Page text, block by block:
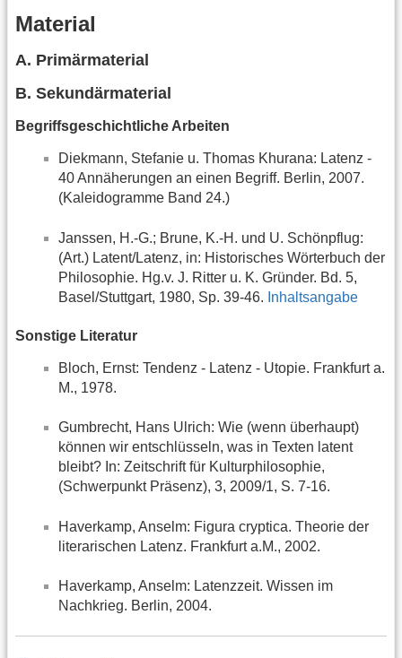
Material
A. Primärmaterial
B. Sekundärmaterial
Begriffsgeschichtliche Arbeiten
Diekmann, Stefanie u. Thomas Khurana: Latenz -
40 Annäherungen an einen Begriff. Berlin, 2007.
(Kaleidogramme Band 24.)
Janssen, H.-G.; Brune, K.-H. und U. Schönpflug:
(Art.) Latent/Latenz, in: Historisches Wörterbuch der
Philosophie. Hg.v. J. Ritter u. K. Gründer. Bd. 5,
Basel/Stuttgart, 1980, Sp. 39-46. Inhaltsangabe
Sonstige Literatur
Bloch, Ernst: Tendenz - Latenz - Utopie. Frankfurt a.
M., 1978.
Gumbrecht, Hans Ulrich: Wie (wenn überhaupt)
können wir entschlüsseln, was in Texten latent
bleibt? In: Zeitschrift für Kulturphilosophie,
(Schwerpunkt Präsenz), 3, 2009/1, S. 7-16.
Haverkamp, Anselm: Figura cryptica. Theorie der
literarischen Latenz. Frankfurt a.M., 2002.
Haverkamp, Anselm: Latenzzeit. Wissen im
Nachkrieg. Berlin, 2004.